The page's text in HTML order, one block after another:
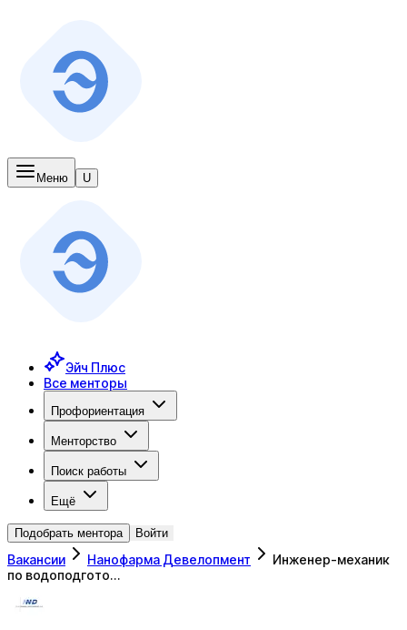
Меню U
Эйч Плюс
Все менторы
Профориентация
Менторство
Поиск работы
Ещё
Подобрать ментора Войти
Вакансии Нанофарма Девелопмент
Инженер-механик
по водоподгото…